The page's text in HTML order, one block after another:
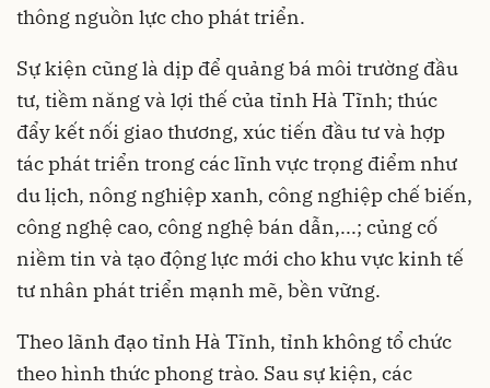
thông nguồn lực cho phát triển.
Sự kiện cũng là dịp để quảng bá môi trường đầu
tư, tiềm năng và lợi thế của tỉnh Hà Tĩnh; thúc
đẩy kết nối giao thương, xúc tiến đầu tư và hợp
tác phát triển trong các lĩnh vực trọng điểm như
du lịch, nông nghiệp xanh, công nghiệp chế biến,
công nghệ cao, công nghệ bán dẫn,...; củng cố
niềm tin và tạo động lực mới cho khu vực kinh tế
tư nhân phát triển mạnh mẽ, bền vững.
Theo lãnh đạo tỉnh Hà Tĩnh, tỉnh không tổ chức
theo hình thức phong trào. Sau sự kiện, các